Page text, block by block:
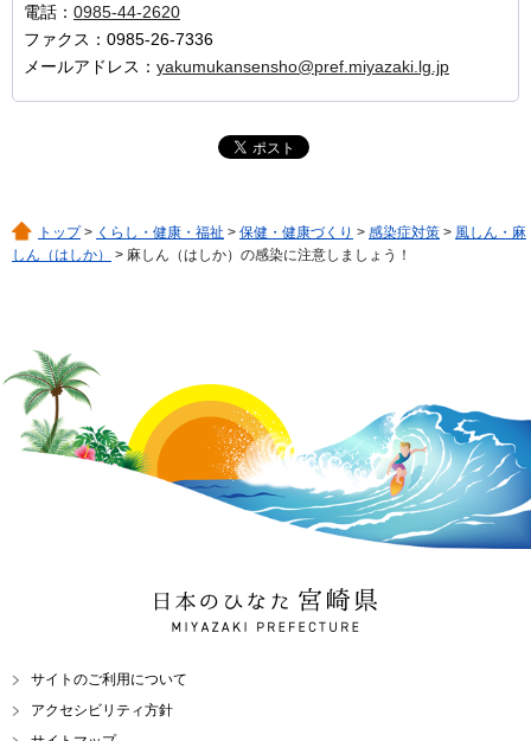
電話： 0985-44-2620
ファクス：0985-26-7336
メールアドレス： yakumukansensho@pref.miyazaki.lg.jp
トップ> くらし・健康・福祉 > 保健・健康づくり > 感染症対策 > 風しん・麻
しん（はしか）
> 麻しん（はしか）の感染に注意しましょう！
日本のひなた 宮崎県
MIYAZAKI PREFECTURE
サイトのご利用について
アクセシビリティ方針